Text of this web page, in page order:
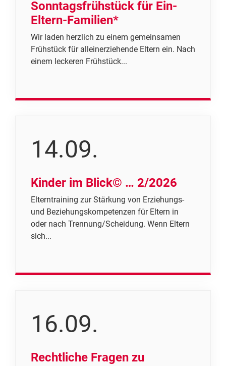
Sonntagsfrühstück für Ein-
Eltern-Familien*
Wir laden herzlich zu einem gemeinsamen
Frühstück für alleinerziehende Eltern ein. Nach
einem leckeren Frühstück...
14.09.
Kinder im Blick© … 2/2026
Elterntraining zur Stärkung von Erziehungs-
und Beziehungskompetenzen für Eltern in
oder nach Trennung/Scheidung. Wenn Eltern
sich...
16.09.
Rechtliche Fragen zu